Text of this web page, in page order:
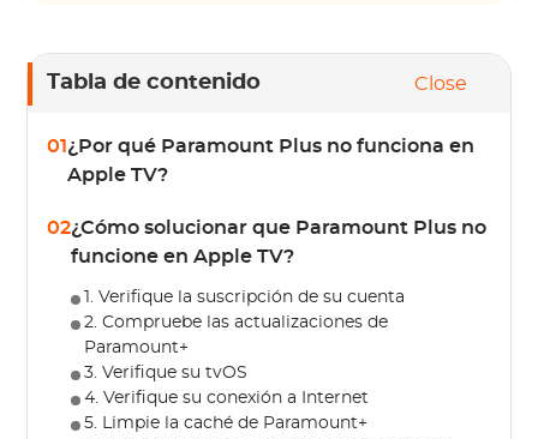
Tabla de contenido Close
01 ¿Por qué Paramount Plus no funciona en
Apple TV?
02¿Cómo solucionar que Paramount Plus no
funcione en Apple TV?
1. Verifique la suscripción de su cuenta
2. Compruebe las actualizaciones de
Paramount+
3. Verifique su tvOS
4. Verifique su conexión a Internet
5. Limpie la caché de Paramount+